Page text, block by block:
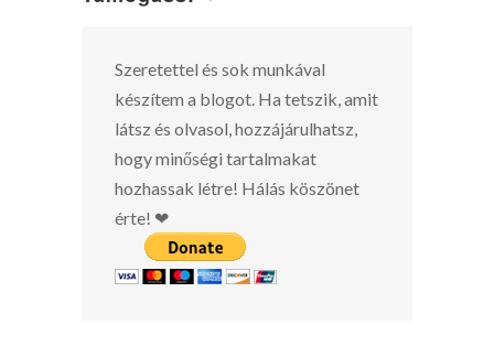
Szeretettel és sok munkával
készítem a blogot. Ha tetszik, amit
látsz és olvasol, hozzájárulhatsz,
hogy minőségi tartalmakat
hozhassak létre! Hálás köszönet
érte! ❤